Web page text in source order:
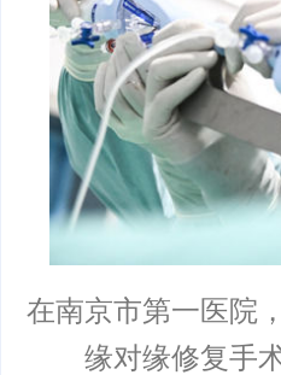
在南京市第一医院
缘对缘修复手